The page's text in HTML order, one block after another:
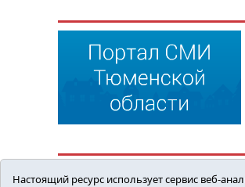
Настоящий ресурс использует сервис веб-